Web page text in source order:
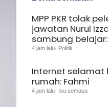
MPP PKR tolak
jawatan Nurul
sambung
4 jam lalu· Politik
Internet selamat
rumah: Fahmi
4 jam lalu· Isu semasa